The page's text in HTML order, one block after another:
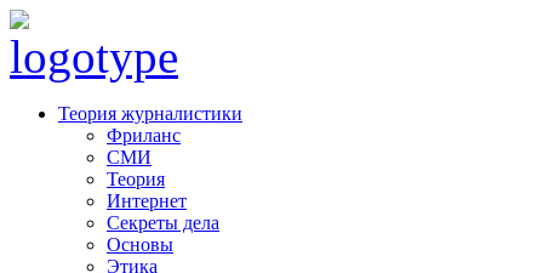
Теория журналистики
Фриланс
СМИ
Теория
Интернет
Секреты дела
Основы
Этика